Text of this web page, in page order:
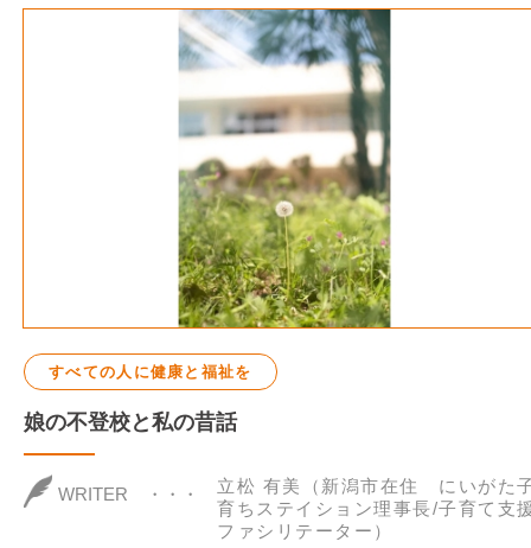
すべての人に健康と福祉を
娘の不登校と私の昔話
WRITER
立松 有美（新潟市在住 にいがた
育ちステイション理事長/子育て支
ファシリテーター）